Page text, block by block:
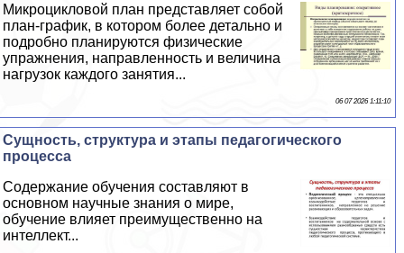
Микроцикловой план представляет собой
план-график, в котором более детально и
подробно планируются физические
упражнения, направленность и величина
нагрузок каждого занятия...
06 07 2026 1:11:10
Сущность, структура и этапы педагогического
процесса
Содержание обучения составляют в
основном научные знания о мире,
обучение влияет преимущественно на
интеллект...